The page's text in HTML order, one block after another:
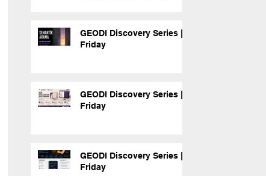
GEODI Discovery Series |
Friday
GEODI Discovery Series |
Friday
GEODI Discovery Series |
Friday